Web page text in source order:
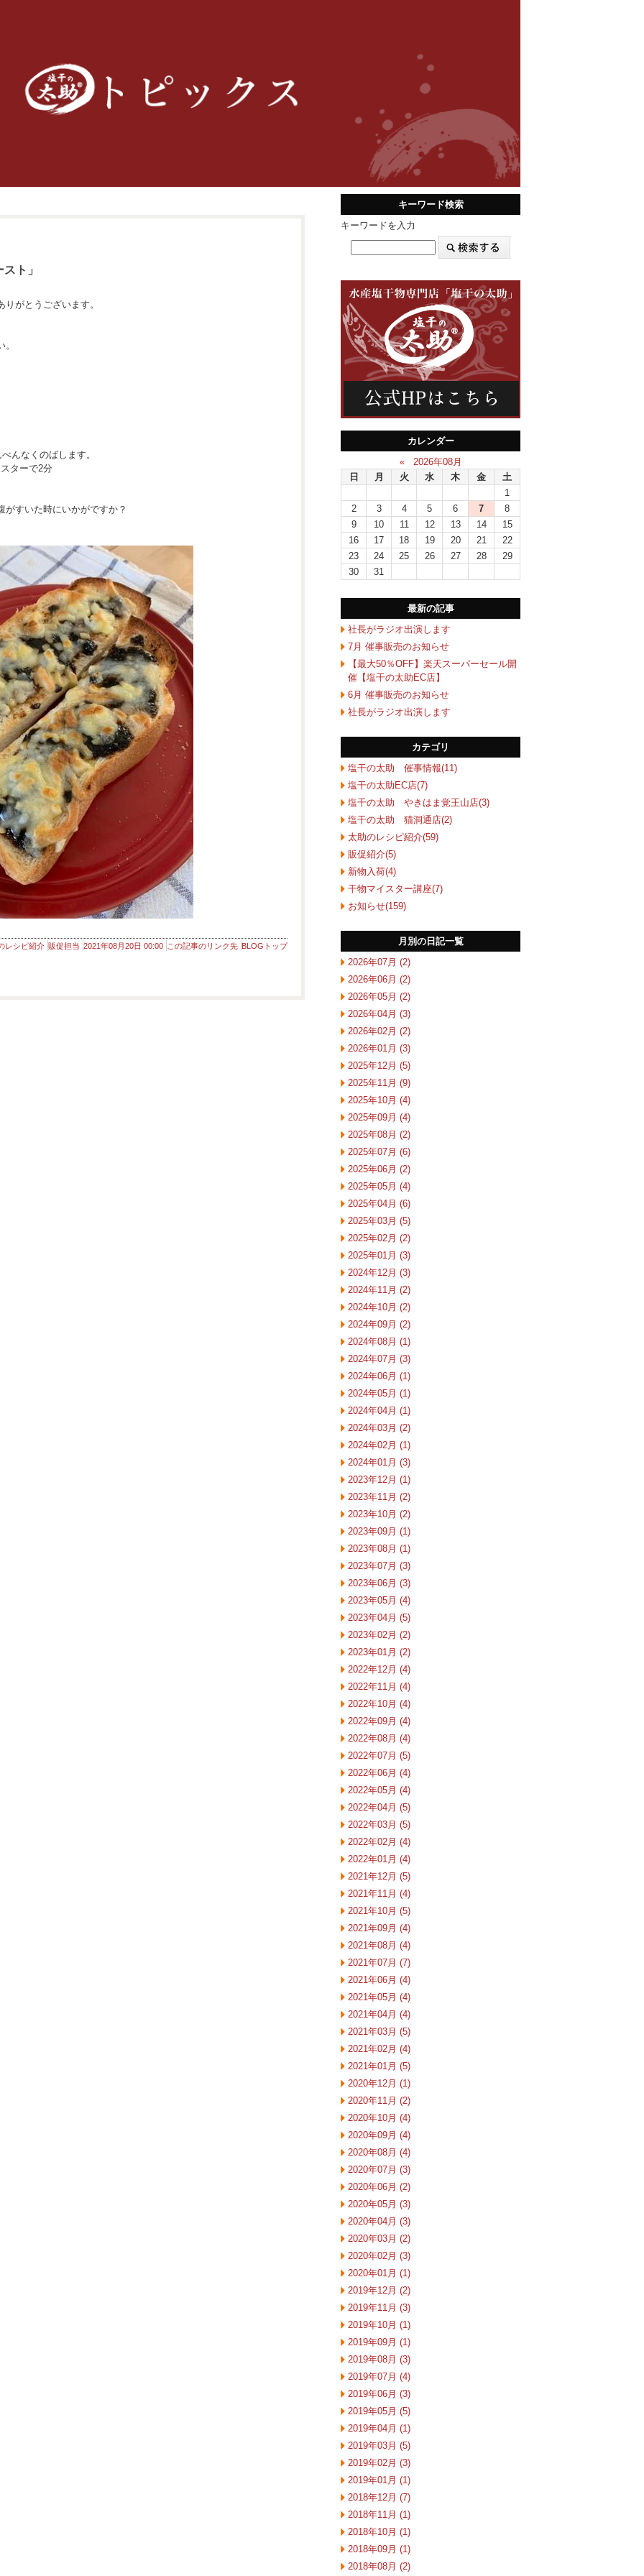
ト」
がとうございます。
んなくのばします。
ターで2分
すいた時にいかがですか？
レシピ紹介 販促担当 2021年08月20日 00:00 この記事のリンク先 BLOGトップ
キーワード検索
キーワードを入力
カレンダー
«
2026年08月
日
月 火 水 木 金
土
1
2
3 4 5 6 7
8
9
10 11 12 13 14
15
16
17 18 19 20 21
22
23
24 25 26 27 28
29
30
31
最新の記事
社長がラジオ出演します
7月 催事販売のお知らせ
【最大50％OFF】楽天スーパーセール開
催【塩干の太助EC店】
6月 催事販売のお知らせ
社長がラジオ出演します
カテゴリ
塩干の太助 催事情報(11)
塩干の太助EC店(7)
塩干の太助 やきはま覚王山店(3)
塩干の太助 猫洞通店(2)
太助のレシピ紹介(59)
販促紹介(5)
新物入荷(4)
干物マイスター講座(7)
お知らせ(159)
月別の日記一覧
2026年07月 (2)
2026年06月 (2)
2026年05月 (2)
2026年04月 (3)
2026年02月 (2)
2026年01月 (3)
2025年12月 (5)
2025年11月 (9)
2025年10月 (4)
2025年09月 (4)
2025年08月 (2)
2025年07月 (6)
2025年06月 (2)
2025年05月 (4)
2025年04月 (6)
2025年03月 (5)
2025年02月 (2)
2025年01月 (3)
2024年12月 (3)
2024年11月 (2)
2024年10月 (2)
2024年09月 (2)
2024年08月 (1)
2024年07月 (3)
2024年06月 (1)
2024年05月 (1)
2024年04月 (1)
2024年03月 (2)
2024年02月 (1)
2024年01月 (3)
2023年12月 (1)
2023年11月 (2)
2023年10月 (2)
2023年09月 (1)
2023年08月 (1)
2023年07月 (3)
2023年06月 (3)
2023年05月 (4)
2023年04月 (5)
2023年02月 (2)
2023年01月 (2)
2022年12月 (4)
2022年11月 (4)
2022年10月 (4)
2022年09月 (4)
2022年08月 (4)
2022年07月 (5)
2022年06月 (4)
2022年05月 (4)
2022年04月 (5)
2022年03月 (5)
2022年02月 (4)
2022年01月 (4)
2021年12月 (5)
2021年11月 (4)
2021年10月 (5)
2021年09月 (4)
2021年08月 (4)
2021年07月 (7)
2021年06月 (4)
2021年05月 (4)
2021年04月 (4)
2021年03月 (5)
2021年02月 (4)
2021年01月 (5)
2020年12月 (1)
2020年11月 (2)
2020年10月 (4)
2020年09月 (4)
2020年08月 (4)
2020年07月 (3)
2020年06月 (2)
2020年05月 (3)
2020年04月 (3)
2020年03月 (2)
2020年02月 (3)
2020年01月 (1)
2019年12月 (2)
2019年11月 (3)
2019年10月 (1)
2019年09月 (1)
2019年08月 (3)
2019年07月 (4)
2019年06月 (3)
2019年05月 (5)
2019年04月 (1)
2019年03月 (5)
2019年02月 (3)
2019年01月 (1)
2018年12月 (7)
2018年11月 (1)
2018年10月 (1)
2018年09月 (1)
2018年08月 (2)